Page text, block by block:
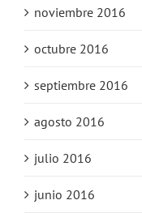
noviembre 2016
octubre 2016
septiembre 2016
agosto 2016
julio 2016
junio 2016